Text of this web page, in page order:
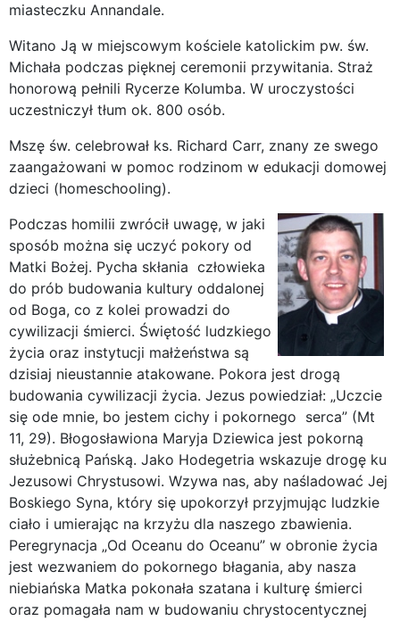
miasteczku Annandale.
Witano Ją w miejscowym kościele katolickim pw. św.
Michała podczas pięknej ceremonii przywitania. Straż
honorową pełnili Rycerze Kolumba. W uroczystości
uczestniczył tłum ok. 800 osób.
Mszę św. celebrował ks. Richard Carr, znany ze swego
zaangażowani w pomoc rodzinom w edukacji domowej
dzieci (homeschooling).
Podczas homilii zwrócił uwagę, w jaki
sposób można się uczyć pokory od
Matki Bożej. Pycha skłania człowieka
do prób budowania kultury oddalonej
od Boga, co z kolei prowadzi do
cywilizacji śmierci. Świętość ludzkiego
życia oraz instytucji małżeństwa są
dzisiaj nieustannie atakowane. Pokora jest drogą
budowania cywilizacji życia. Jezus powiedział: „Uczcie
się ode mnie, bo jestem cichy i pokornego serca” (Mt
11, 29). Błogosławiona Maryja Dziewica jest pokorną
służebnicą Pańską. Jako Hodegetria wskazuje drogę ku
Jezusowi Chrystusowi. Wzywa nas, aby naśladować Jej
Boskiego Syna, który się upokorzył przyjmując ludzkie
ciało i umierając na krzyżu dla naszego zbawienia.
Peregrynacja „Od Oceanu do Oceanu” w obronie życia
jest wezwaniem do pokornego błagania, aby nasza
niebiańska Matka pokonała szatana i kulturę śmierci
oraz pomagała nam w budowaniu chrystocentycznej